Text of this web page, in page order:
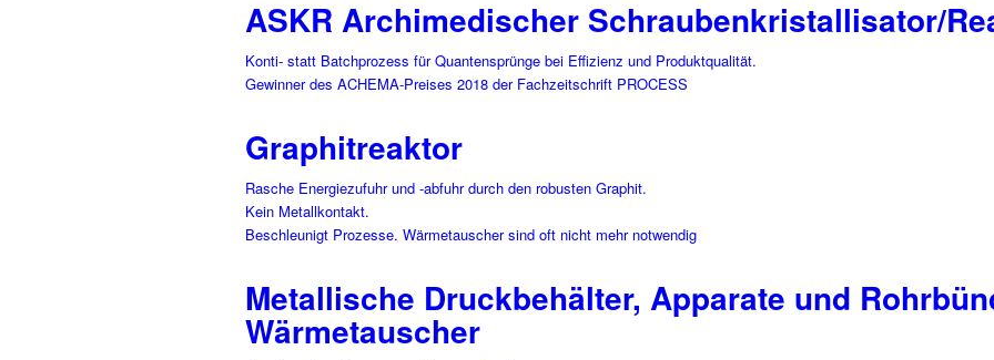
ASKR Archimedischer Schraubenkristallisator/
Konti- statt Batchprozess für Quantensprünge bei Effizienz und Produktqualität.
Gewinner des ACHEMA-Preises 2018 der Fachzeitschrift PROCESS
Graphitreaktor
Rasche Energiezufuhr und -abfuhr durch den robusten Graphit.
Kein Metallkontakt.
Beschleunigt Prozesse. Wärmetauscher sind oft nicht mehr notwendig
Metallische Druckbehälter, Apparate und
Wärmetauscher